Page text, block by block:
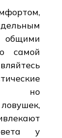
самой
но
у